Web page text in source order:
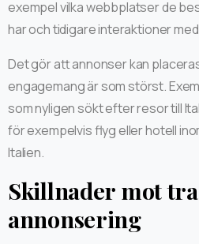
exempel vilka webbplatser de
har och tidigare interaktioner
Det gör att annonser kan
engagemang är som störst.
som nyligen sökt efter resor till
för exempelvis flyg eller hotell
Italien.
Skillnader mot
annonsering